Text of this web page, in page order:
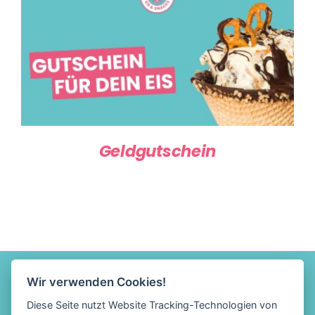
PRODUKTSEITE
GEWÄHLT
WERDEN
GUTSCHEIN KAUFEN DETAILS
Geldgutschein
Wir verwenden Cookies!
Diese Seite nutzt Website Tracking-Technologien von